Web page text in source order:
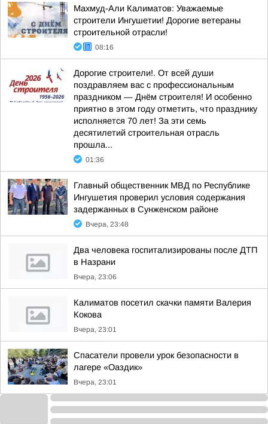
Махмуд-Али Калиматов: Уважаемые
строители Ингушетии! Дорогие ветераны
строительной отрасли!
08:16
Дорогие строители!. От всей души
поздравляем вас с профессиональным
праздником — Днём строителя! И особенно
приятно в этом году отметить, что празднику
исполняется 70 лет! За эти семь
десятилетий строительная отрасль
прошла...
01:36
Главный общественник МВД по Республике
Ингушетия проверил условия содержания
задержанных в Сунженском районе
Вчера, 23:48
Два человека госпитализированы после ДТП
в Назрани
Вчера, 23:06
Калиматов посетил скачки памяти Валерия
Кокова
Вчера, 23:01
Спасатели провели урок безопасности в
лагере «Оаздик»
Вчера, 23:01